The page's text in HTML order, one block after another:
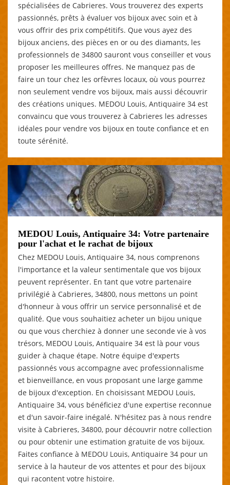
spécialisées de Cabrieres. Vous trouverez des experts
passionnés, prêts à évaluer vos bijoux avec soin et à
vous offrir des prix compétitifs. Que vous ayez des
bijoux anciens, des pièces en or ou des diamants, les
professionnels de 34800 sauront vous conseiller et vous
proposer les meilleures offres. Ne manquez pas de
faire un tour chez les orfèvres locaux, où vous pourrez
non seulement vendre vos bijoux, mais aussi découvrir
des créations uniques. MEDOU Louis, Antiquaire 34 est
convaincu que vous trouverez à Cabrieres les adresses
idéales pour vendre vos bijoux en toute confiance et en
toute sérénité.
MEDOU Louis, Antiquaire 34: Votre partenaire
pour l'achat et le rachat de bijoux
Chez MEDOU Louis, Antiquaire 34, nous comprenons
l'importance et la valeur sentimentale que vos bijoux
peuvent représenter. En tant que votre partenaire
privilégié à Cabrieres, 34800, nous mettons un point
d'honneur à vous offrir un service personnalisé et de
qualité. Que vous souhaitiez acheter un bijou unique
ou que vous cherchiez à donner une seconde vie à vos
trésors, MEDOU Louis, Antiquaire 34 est là pour vous
guider à chaque étape. Notre équipe d'experts
passionnés vous accompagne avec professionnalisme
et bienveillance, en vous proposant une large gamme
de bijoux d'exception. En choisissant MEDOU Louis,
Antiquaire 34, vous bénéficiez d'une expertise reconnue
et d'un savoir-faire inégalé. N'hésitez pas à nous rendre
visite à Cabrieres, 34800, pour découvrir notre collection
ou pour obtenir une estimation gratuite de vos bijoux.
Faites confiance à MEDOU Louis, Antiquaire 34 pour un
service à la hauteur de vos attentes et pour des bijoux
qui racontent votre histoire.